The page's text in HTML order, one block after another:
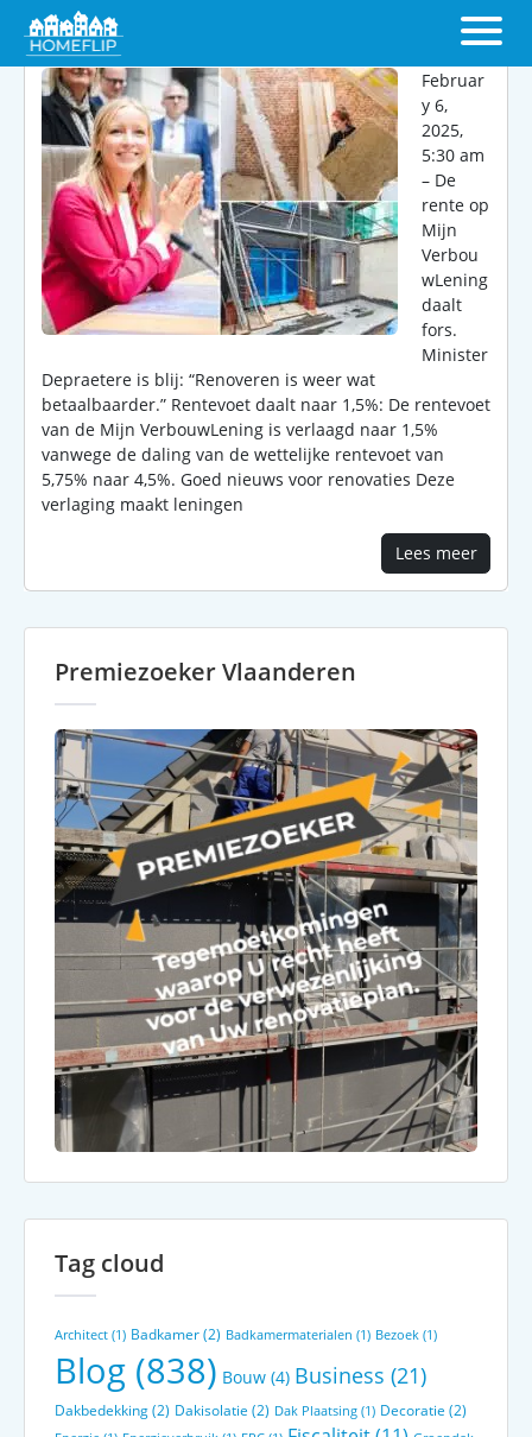
Februar
y 6,
2025,
5:30 am
– De
rente op
Mijn
Verbou
wLening
daalt
fors.
Minister
Depraetere is blij: “Renoveren is weer wat
betaalbaarder.” Rentevoet daalt naar 1,5%: De rentevoet
van de Mijn VerbouwLening is verlaagd naar 1,5%
vanwege de daling van de wettelijke rentevoet van
5,75% naar 4,5%. Goed nieuws voor renovaties Deze
verlaging maakt leningen
Lees meer
Premiezoeker Vlaanderen
Tag cloud
Architect (1) Badkamer(2) Badkamermaterialen (1) Bezoek (1)
Blog (838) Bouw (4) Business (21)
Dakbedekking(2) Dakisolatie (2) Dak Plaatsing (1) Decoratie (2)